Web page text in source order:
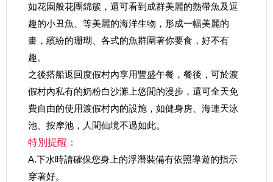
如花園般花團錦簇，還可看到成群美麗的熱帶魚及逗
趣的小丑魚、等美麗的海洋生物，形成一幅美麗的
畫，繽紛的珊瑚、各式的魚群圍著你要食，好不有
趣。
之後搭船返回度假村內享用豐盛午餐，餐後，可於渡
假村內私有的奶粉白沙灘上悠閒的漫步，還可全天免
費自由的使用渡假村內的設施，如健身房、海連天泳
池、按摩池，人間仙境不過如此。
特別提醒：
A.下水時請確保您身上的浮潛裝備有依照導遊的指示
穿著好。